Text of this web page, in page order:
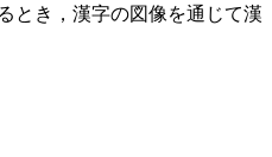
とき，漢字の図像を通じて漢